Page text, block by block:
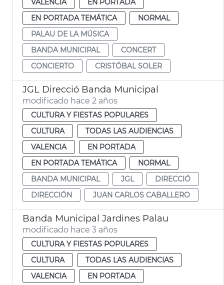
EN PORTADA TEMÁTICA
NORMAL
PALAU DE LA MÚSICA
BANDA MUNICIPAL
CONCERT
CONCIERTO
CRISTÓBAL SOLER
JGL Direcció Banda Municipal
modificado hace 2 años
CULTURA Y FIESTAS POPULARES
CULTURA
TODAS LAS AUDIENCIAS
VALENCIA
EN PORTADA
EN PORTADA TEMÁTICA
NORMAL
BANDA MUNICIPAL
JGL
DIRECCIÓ
DIRECCIÓN
JUAN CARLOS CABALLERO
Banda Municipal Jardines Palau
modificado hace 3 años
CULTURA Y FIESTAS POPULARES
CULTURA
TODAS LAS AUDIENCIAS
VALENCIA
EN PORTADA